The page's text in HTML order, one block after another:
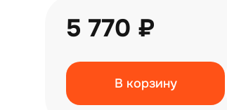
5 770 ₽
В корзину